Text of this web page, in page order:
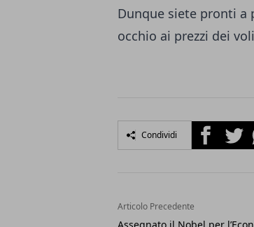
Dunque siete pronti a
occhio ai prezzi dei voli
Condividi Facebook
Articolo Precedente